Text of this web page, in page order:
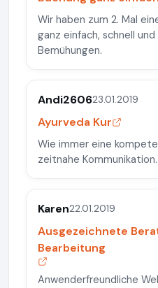
Wir haben zum 2. Mal
ganz einfach, schnell
Bemühungen.
Andi260623.01.2019
Ayurveda Kur
Wie immer eine
zeitnahe Kommunikation.
Karen22.01.2019
Ausgezeichnete
Bearbeitung
Anwenderfreundliche